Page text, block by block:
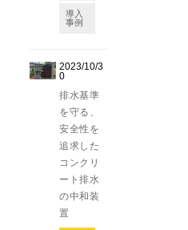
導入
事例
2023/10/3
0
排水基準
を守る、
安全性を
追求した
コンクリ
ート排水
の中和装
置